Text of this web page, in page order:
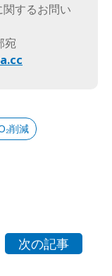
するお問い
宛
削減
次の記事